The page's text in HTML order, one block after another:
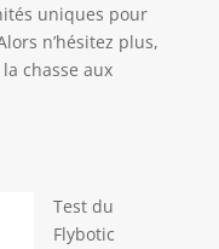
uniques pour
n’hésitez plus,
chasse aux
Test du
Flybotic